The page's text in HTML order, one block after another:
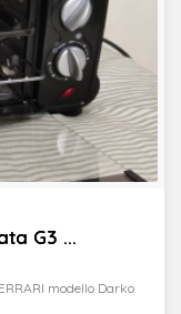
G3 ...
modello Darko